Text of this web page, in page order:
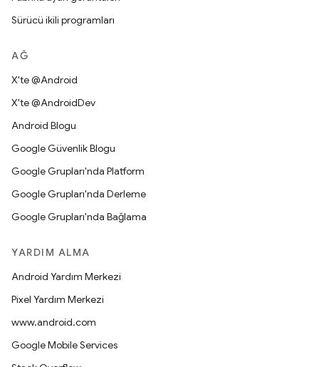
Sürücü ikili programları
AĞ
X'te @Android
X'te @AndroidDev
Android Blogu
Google Güvenlik Blogu
Google Grupları'nda Platform
Google Grupları'nda Derleme
Google Grupları'nda Bağlama
YARDIM ALMA
Android Yardım Merkezi
Pixel Yardım Merkezi
www.android.com
Google Mobile Services